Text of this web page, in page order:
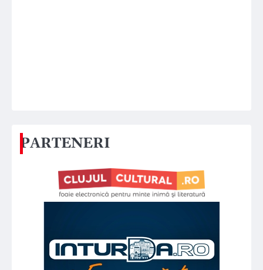
PARTENERI